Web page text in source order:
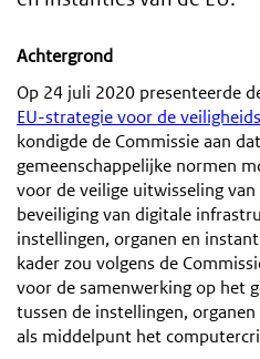
Achtergrond
Op 24 juli 2020 presenteerde
EU-strategie voor de
kondigde de Commissie aan
gemeenschappelijke normen
voor de veilige uitwisseling
beveiliging van digitale
instellingen, organen en
kader zou volgens de
voor de samenwerking op het
tussen de instellingen,
als middelpunt het